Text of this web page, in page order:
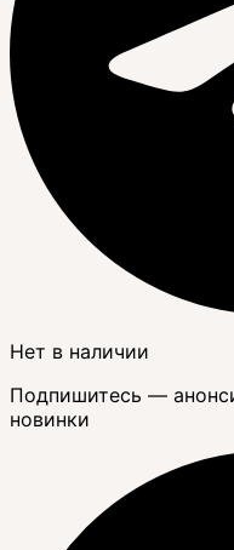
Нет в наличии
Подпишитесь —
новинки